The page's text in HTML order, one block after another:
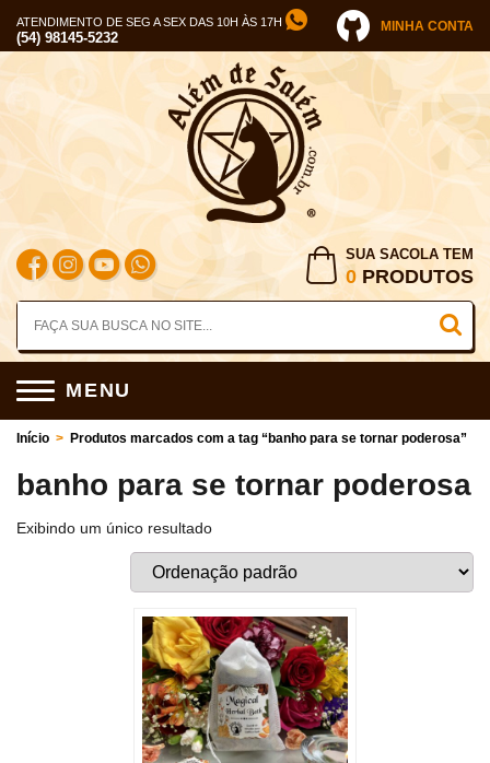
ATENDIMENTO DE SEG A SEX DAS 10H ÀS 17H
(54) 98145-5232
MINHA CONTA
SUA SACOLA TEM
0 PRODUTOS
MENU
Início > Produtos marcados com a tag “banho para se tornar poderosa”
banho para se tornar poderosa
Exibindo um único resultado